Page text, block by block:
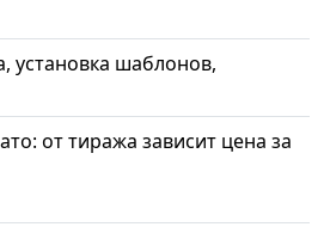
установка шаблонов,
от тиража зависит цена за